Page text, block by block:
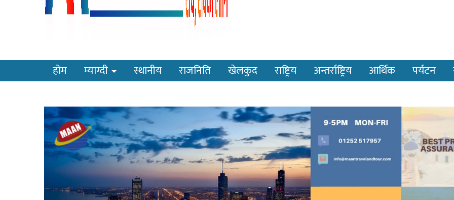
होम म्याग्दी स्थानीय राजनिति खेलकुद राष्ट्रिय अन्तर्राष्ट्रिय आर्थिक पर्यटन